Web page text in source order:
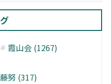
霞山会 (1267)
努 (317)